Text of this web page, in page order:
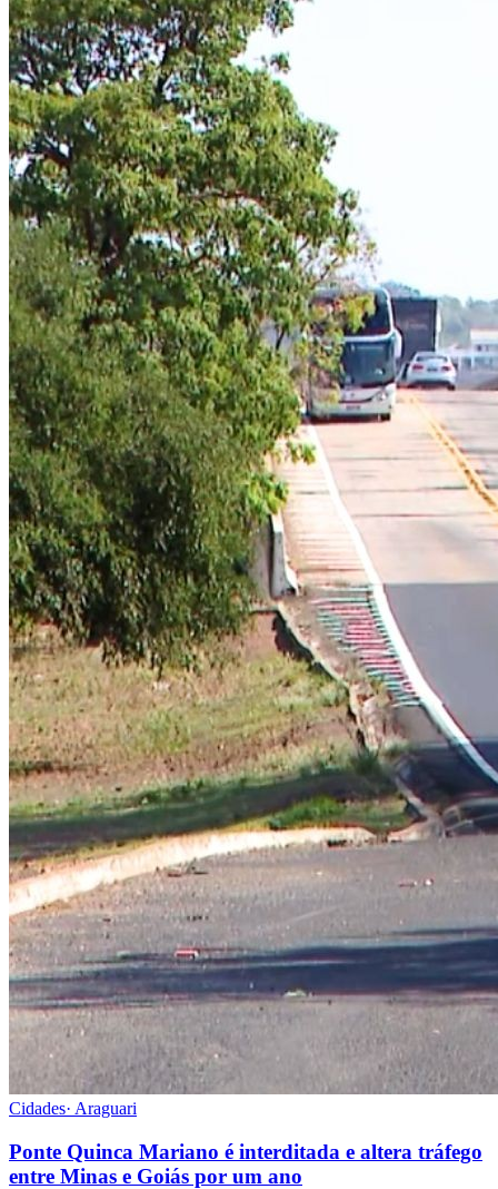
Cidades· Araguari
Ponte Quinca Mariano é interditada e altera tráfego
entre Minas e Goiás por um ano